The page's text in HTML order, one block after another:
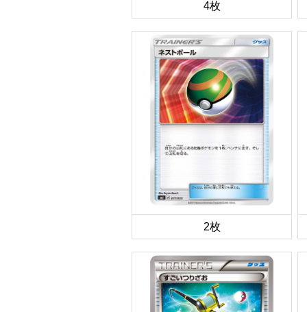
4枚
2枚